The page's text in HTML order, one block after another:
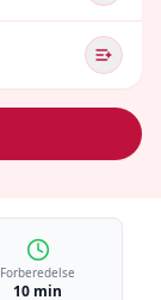
Forberedelse
10 min